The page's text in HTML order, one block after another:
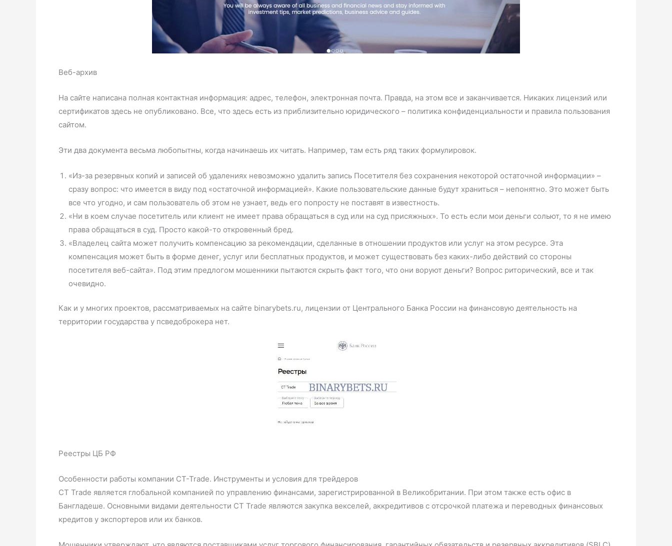
Веб-архив
На сайте написана полная контактная информация: адрес, телефон, электронная почта. Правда, на этом все и заканчивается. Никаких лицензий или
сертификатов здесь не опубликовано. Все, что здесь есть из приблизительно юридического – политика конфиденциальности и правила пользования
сайтом.
Эти два документа весьма любопытны, когда начинаешь их читать. Например, там есть ряд таких формулировок.
«Из-за резервных копий и записей об удалениях невозможно удалить запись Посетителя без сохранения некоторой остаточной информации» –
сразу вопрос: что имеется в виду под «остаточной информацией». Какие пользовательские данные будут храниться – непонятно. Это может быть
все что угодно, и сам пользователь об этом не узнает, ведь его попросту не поставят в известность.
«Ни в коем случае посетитель или клиент не имеет права обращаться в суд или на суд присяжных». То есть если мои деньги сольют, то я не имею
права обращаться в суд. Просто какой-то откровенный бред.
«Владелец сайта может получить компенсацию за рекомендации, сделанные в отношении продуктов или услуг на этом ресурсе. Эта
компенсация может быть в форме денег, услуг или бесплатных продуктов, и может существовать без каких-либо действий со стороны
посетителя веб-сайта». Под этим предлогом мошенники пытаются скрыть факт того, что они воруют деньги? Вопрос риторический, все и так
очевидно.
Как и у многих проектов, рассматриваемых на сайте binarybets.ru, лицензии от Центрального Банка России на финансовую деятельность на
территории государства у псведоброкера нет.
Реестры ЦБ РФ
Особенности работы компании CT-Trade. Инструменты и условия для трейдеров
CT Trade является глобальной компанией по управлению финансами, зарегистрированной в Великобритании. При этом также есть офис в
Бангладеше. Основными видами деятельности CT Trade являются закупка векселей, аккредитивов с отсрочкой платежа и переводных финансовых
кредитов у экспортеров или их банков.